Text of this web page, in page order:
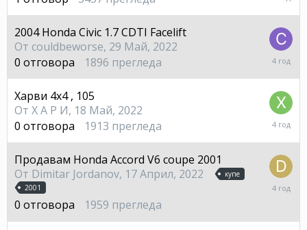
Юни,
2022
2004 Honda Civic 1.7 CDTI Facelift
От couldbeworse, 29 Май, 2022
0 отговора 1896 прегледа
29
Май,
2022
Харви 4x4 , 105
От Х А Р И, 18 Май, 2022
0 отговора 1913 прегледа
18
Май,
2022
Продавам Honda Accord V6 coupe 2001
От Dimitar Jordanov, 17 Април, 2022
купе
2001
0 отговора 1959 прегледа
17
Април,